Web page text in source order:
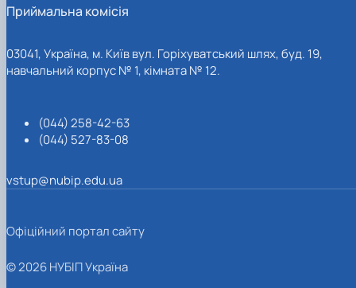
Приймальна комісія
03041, Україна, м. Київ вул. Горіхуватський шлях, буд. 19,
навчальний корпус № 1, кімната № 12.
(044) 258-42-63
(044) 527-83-08
vstup@nubip.edu.ua
Офіційний портал сайту
© 2026 НУБІП Україна